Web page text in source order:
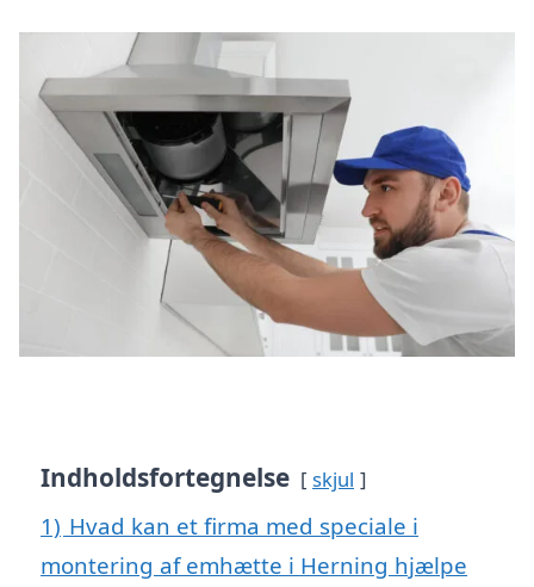
Indholdsfortegnelse skjul
1) Hvad kan et firma med speciale i
montering af emhætte i Herning hjælpe